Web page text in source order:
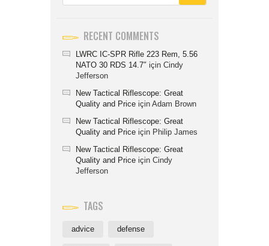
RECENT COMMENTS
LWRC IC-SPR Rifle 223 Rem, 5.56
NATO 30 RDS 14.7″ içinCindy
Jefferson
New Tactical Riflescope: Great
Quality and Price içinAdam Brown
New Tactical Riflescope: Great
Quality and Price için Philip James
New Tactical Riflescope: Great
Quality and Price içinCindy
Jefferson
TAGS
advice defense